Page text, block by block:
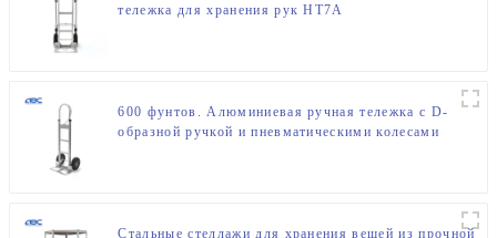
тележка для хранения рук HT7A
600 фунтов. Алюминиевая ручная тележка с D-
образной ручкой и пневматическими колесами
Стальные стеллажи для хранения вещей из прочной